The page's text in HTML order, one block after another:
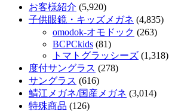
お客様紹介 (5,920)
子供眼鏡・キッズメガネ (4,835)
omodok-オモドック (263)
BCPCkids (81)
トマトグラッシーズ (1,318)
度付サングラス (278)
サングラス (616)
鯖江メガネ/国産メガネ (3,014)
特殊商品 (126)